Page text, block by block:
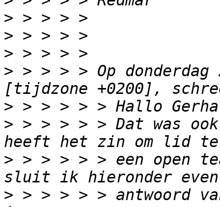
>
>
>
> > > > > Op donderdag
>
> > > > > > Dat was
> > > > > > een open
> > > > > > antwoord